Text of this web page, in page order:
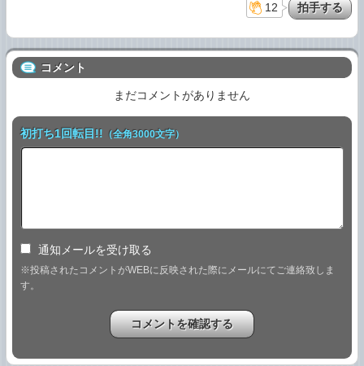
12
コメント
まだコメントがありません
初打ち1回転目!! （全角3000文字）
通知メールを受け取る
※投稿されたコメントがWEBに反映された際にメールにてご連絡致しま
す。